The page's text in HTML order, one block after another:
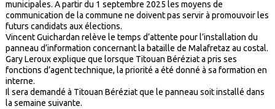
municipales. A partir du 1 septembre 2025 les moyens de
communication de la commune ne doivent pas servir à promouvoir les
futurs candidats aux élections.
Vincent Guichardan relève le temps d’attente pour l’installation du
panneau d’information concernant la bataille de Malafretaz au costal.
Gary Leroux explique que lorsque Titouan Béréziat a pris ses
fonctions d’agent technique, la priorité a été donné à sa formation en
interne.
Il sera demandé à Titouan Béréziat que le panneau soit installé dans
la semaine suivante.